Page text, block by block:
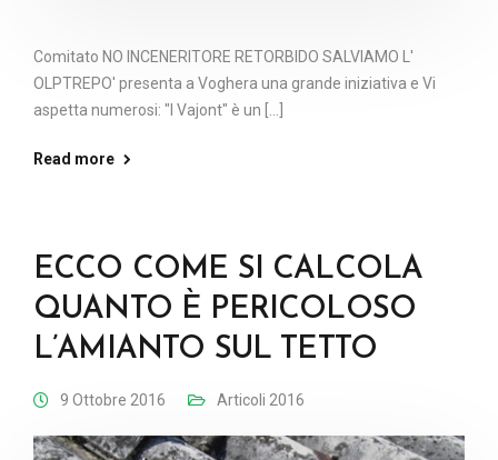
Comitato NO INCENERITORE RETORBIDO SALVIAMO L'
OLPTREPO' presenta a Voghera una grande iniziativa e Vi
aspetta numerosi: "I Vajont" è un [...]
Read more
ECCO COME SI CALCOLA
QUANTO È PERICOLOSO
L’AMIANTO SUL TETTO
9 Ottobre 2016 Articoli 2016